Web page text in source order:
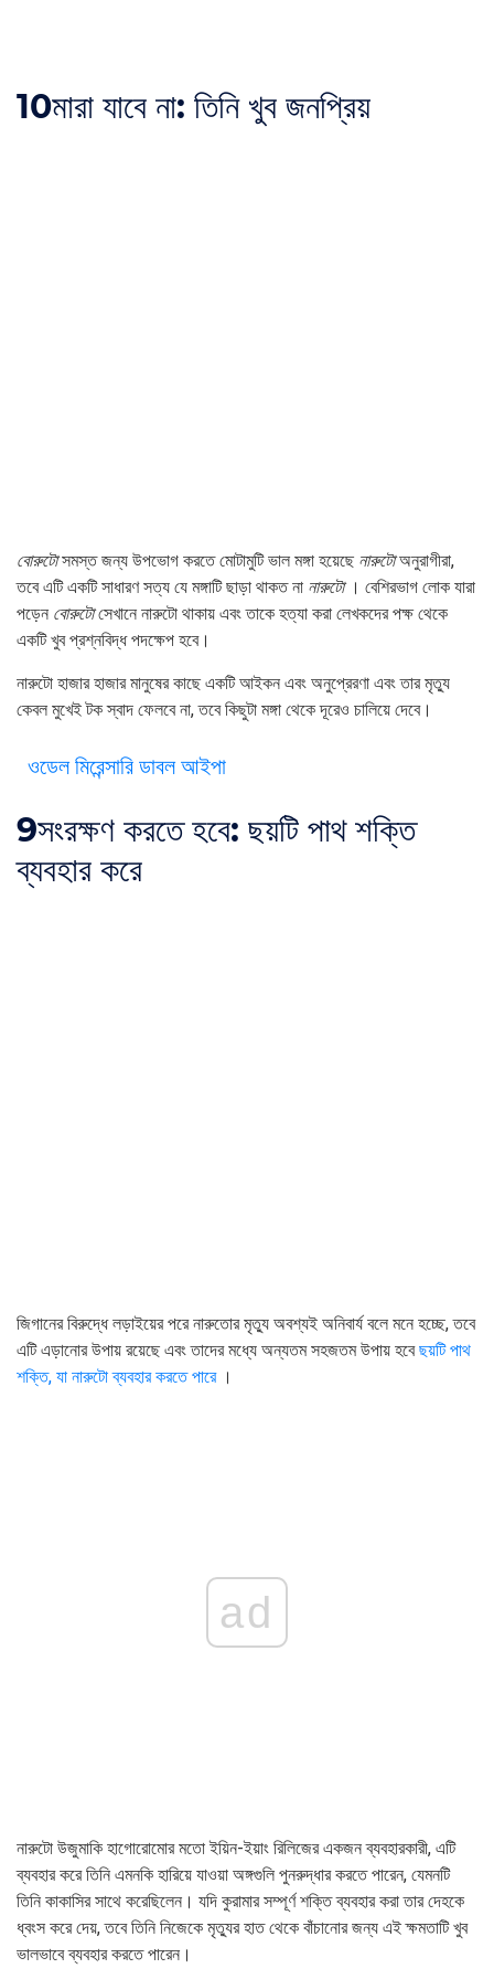
10মারা যাবে না: তিনি খুব জনপ্রিয়
বোরুটোসমস্ত জন্য উপভোগ করতে মোটামুটি ভাল মঙ্গা হয়েছে নারুটোঅনুরাগীরা,
তবে এটি একটি সাধারণ সত্য যে মঙ্গাটি ছাড়া থাকত না নারুটো। বেশিরভাগ লোক যারা
পড়েন বোরুটোসেখানে নারুটো থাকায় এবং তাকে হত্যা করা লেখকদের পক্ষ থেকে
একটি খুব প্রশ্নবিদ্ধ পদক্ষেপ হবে।
নারুটো হাজার হাজার মানুষের কাছে একটি আইকন এবং অনুপ্রেরণা এবং তার মৃত্যু
কেবল মুখেই টক স্বাদ ফেলবে না, তবে কিছুটা মঙ্গা থেকে দূরেও চালিয়ে দেবে।
ওডেল মিরেন্সারি ডাবল আইপা
9সংরক্ষণ করতে হবে: ছয়টি পাথ শক্তি
ব্যবহার করে
জিগানের বিরুদ্ধে লড়াইয়ের পরে নারুতোর মৃত্যু অবশ্যই অনিবার্য বলে মনে হচ্ছে, তবে
এটি এড়ানোর উপায় রয়েছে এবং তাদের মধ্যে অন্যতম সহজতম উপায় হবেছয়টি পাথ
শক্তি, যা নারুটো ব্যবহার করতে পারে।
ad
নারুটো উজুমাকি হাগোরোমোর মতো ইয়িন-ইয়াং রিলিজের একজন ব্যবহারকারী, এটি
ব্যবহার করে তিনি এমনকি হারিয়ে যাওয়া অঙ্গগুলি পুনরুদ্ধার করতে পারেন, যেমনটি
তিনি কাকাসির সাথে করেছিলেন। যদি কুরামার সম্পূর্ণ শক্তি ব্যবহার করা তার দেহকে
ধ্বংস করে দেয়, তবে তিনি নিজেকে মৃত্যুর হাত থেকে বাঁচানোর জন্য এই ক্ষমতাটি খুব
ভালভাবে ব্যবহার করতে পারেন।